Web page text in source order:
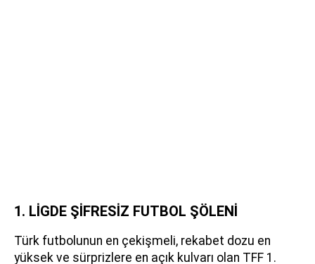
1. LİGDE ŞİFRESİZ FUTBOL ŞÖLENİ
Türk futbolunun en çekişmeli, rekabet dozu en
yüksek ve sürprizlere en açık kulvarı olan TFF 1.